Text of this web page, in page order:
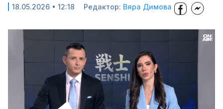
18.05.2026 • 12:18 Редактор: Вяра Димова